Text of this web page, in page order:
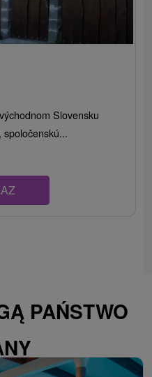
Slovensku
PAŃSTWO